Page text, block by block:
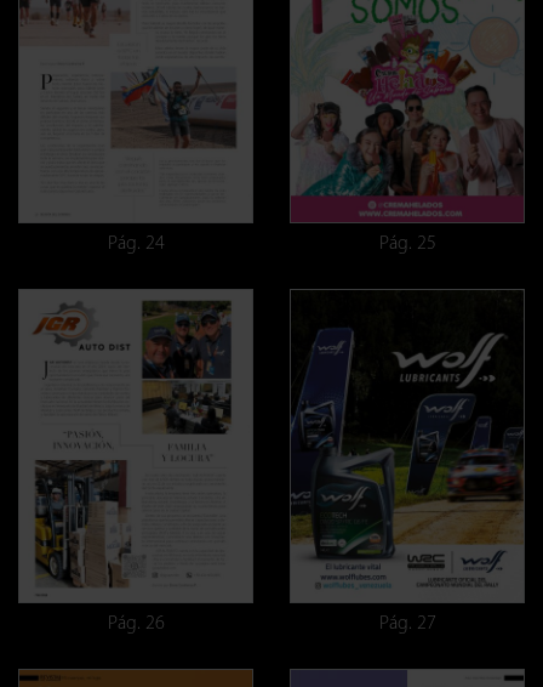
Pág. 24 Pág. 25
Pág. 26 Pág. 27